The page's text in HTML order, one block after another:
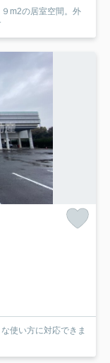
m2の居室空間。外
使い方に対応できま